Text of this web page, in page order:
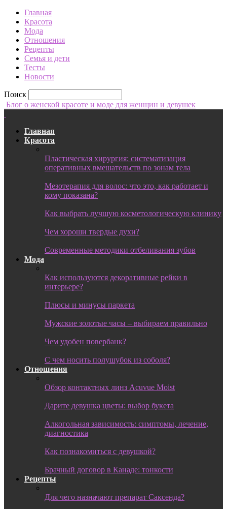
Главная
Красота
Мода
Отношения
Рецепты
Семья и дети
Тесты
Новости
Поиск
Блог о женской красоте и моде для женщин и девушек
Главная
Красота
Пластическая хирургия: систематизация
оперативных вмешательств по зонам тела
Мезотерапия для волос: что это, как работает и
кому показана?
Как выбрать лучшую косметологическую клинику
Чем хороши твердые духи?
Современные методики отбеливания зубов
Мода
Как используются декоративные рейки в
интерьере?
Плюсы и минусы паркета
Мужские золотые часы – выбираем правильно
Чем удобен повербанк?
С чем носить полушубок из соболя?
Отношения
Обзор контактных линз Acuvue Moist
Дарите девушка цветы: выбор букета
Алкогольная зависимость: симптомы, лечение,
диагностика
Как познакомиться с девушкой?
Брачный договор в Канаде: тонкости
Рецепты
Для чего назначают препарат Саксенда?